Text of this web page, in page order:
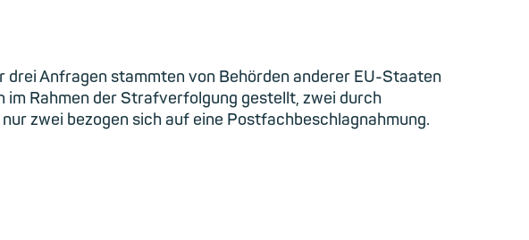
Anfragen stammten von Behörden anderer EU-Staaten
im Rahmen der Strafverfolgung gestellt, zwei durch
zwei bezogen sich auf eine Postfachbeschlagnahmung.